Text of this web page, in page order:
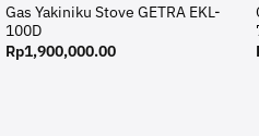
Gas Yakiniku Stove GETRA EKL-
100D
Rp1,900,000.00